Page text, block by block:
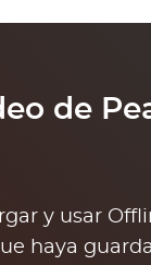
de
y usar
haya